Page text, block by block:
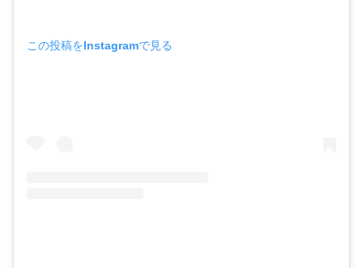
この投稿をInstagramで見る